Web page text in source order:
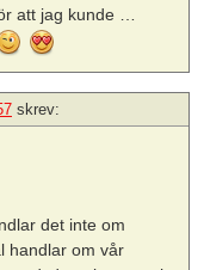
att jag kunde …
skrev:
det inte om
handlar om vår